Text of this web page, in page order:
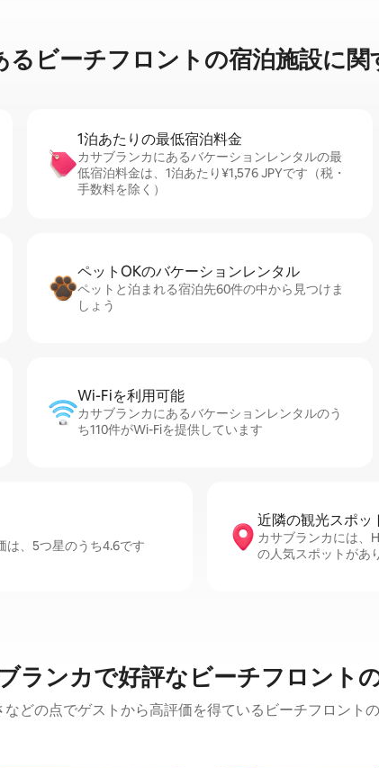
ビ⁠ー⁠チ⁠フ⁠ロ⁠ン⁠ト⁠の宿⁠泊⁠施⁠設⁠に関⁠
1泊あたりの最⁠低⁠宿⁠泊⁠料⁠金
カサブランカにあるバケーションレンタルの最
低宿泊料金は、1泊あたり¥1,576 JPYです（税・
手数料を除く）
ペットOKのバ⁠ケ⁠ー⁠シ⁠ョ⁠ンレ⁠ン⁠タ⁠ル
ペットと泊まれる宿泊先60件の中から見つけま
しょう
Wi-Fiを利⁠用⁠可⁠能
カサブランカにあるバケーションレンタルのう
ち110件がWi-Fiを提供しています
は、5つ星のうち4.6です
近隣の観光ス⁠ポ⁠ッ⁠
カサブランカには、
の人気スポットがあ
ランカで好評なビーチフロント
などの点でゲストから高評価を得ているビーチフロント